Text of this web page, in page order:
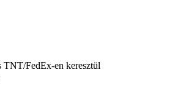
TNT/FedEx-en keresztül